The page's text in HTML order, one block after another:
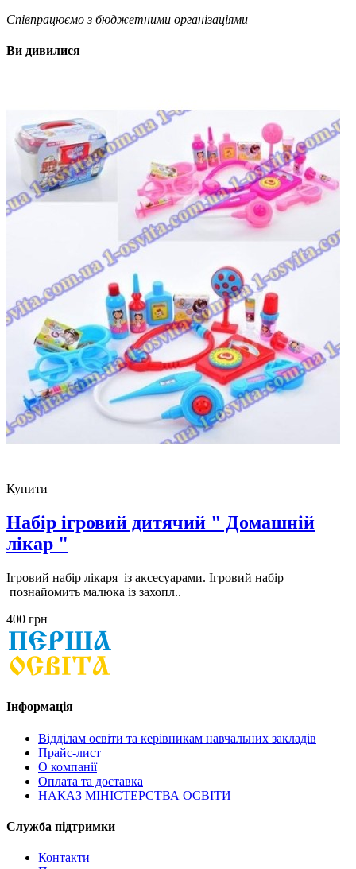
Співпрацюємо з бюджетними організаціями
Ви дивилися
Купити
Набір ігровий дитячий " Домашній
лікар "
Ігровий набір лікаря із аксесуарами. Ігровий набір
познайомить малюка із захопл..
400 грн
Інформація
Відділам освіти та керівникам навчальних закладів
Прайс-лист
О компанії
Оплата та доставка
НАКАЗ МІНІСТЕРСТВА ОСВІТИ
Служба підтримки
Контакти